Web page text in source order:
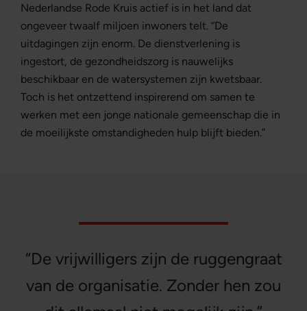
Nederlandse Rode Kruis actief is in het land dat
ongeveer twaalf miljoen inwoners telt. “De
uitdagingen zijn enorm. De dienstverlening is
ingestort, de gezondheidszorg is nauwelijks
beschikbaar en de watersystemen zijn kwetsbaar.
Toch is het ontzettend inspirerend om samen te
werken met een jonge nationale gemeenschap die in
de moeilijkste omstandigheden hulp blijft bieden.”
“De vrijwilligers zijn de ruggengraat
van de organisatie. Zonder hen zou